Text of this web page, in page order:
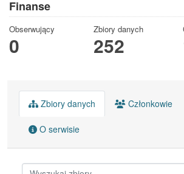
Finanse
Obserwujący
0
Zbiory danych
252
Zbiory danych Członkowie
O serwisie